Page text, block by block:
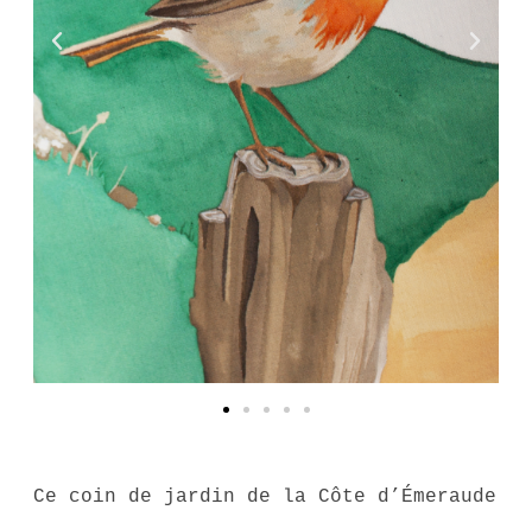
Ce coin de jardin de la Côte d’Émeraude